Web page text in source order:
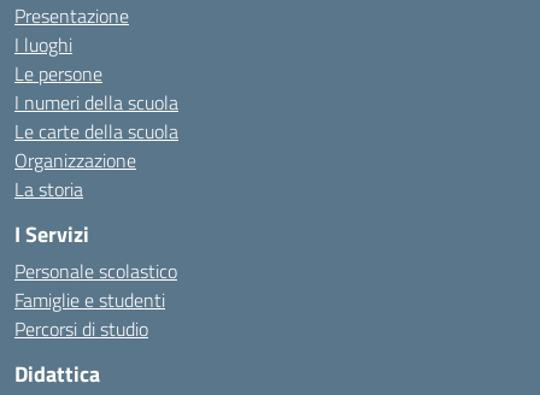
Presentazione
I luoghi
Le persone
I numeri della scuola
Le carte della scuola
Organizzazione
La storia
I Servizi
Personale scolastico
Famiglie e studenti
Percorsi di studio
Didattica